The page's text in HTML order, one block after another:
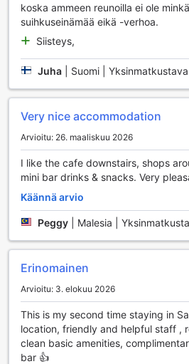
ja ulkouima-allas on ehdottomasti
Santa Grand Hotel East Coastin
Santa Grand Hotel East Coast
vaivattoman ja miellyttävän.
pesulapalvelut, mukaan lukien
voivat myös hyödyntää
tekee saapumisesta ja lähtemisestä
hotellin vastaanotto palvelee
palveluillaan, jotka auttavat
aktiviteetteja ja retkiä, jotta voit
kauneudesta ilman huolia.
Vieraiden käytettävissä on myös
joissa voit säilyttää arvotavaroitasi
nopea ja maksuton internetyhteys,
yhteydessä ystäviisi ja perheeseesi
vaivattomasti. Lisäksi hotellissa on
hankkia välipaloja ja juomia, sekä
siivouspalvelu, joka pitää huoneesi
oleskelusi ajan. Santa Grand Hotel
kaikki nämä palvelut, jotta vieraat
koska ammeen reunoilla ei ole
suihkuseinämää eikä -verhoa.
Siisteys,
Juha Suomi | Yksinmatkustava
Very nice accommodation
Arvioitu: 26. maaliskuu 2026
I like the cafe downstairs, shops
mini bar drinks & snacks. Very
Käännä arvio
Peggy Malesia |
Erinomainen
Arvioitu: 3. elokuu 2026
This is my second time staying in
location, friendly and helpful staff ,
clean basic amenities,
bar 👍